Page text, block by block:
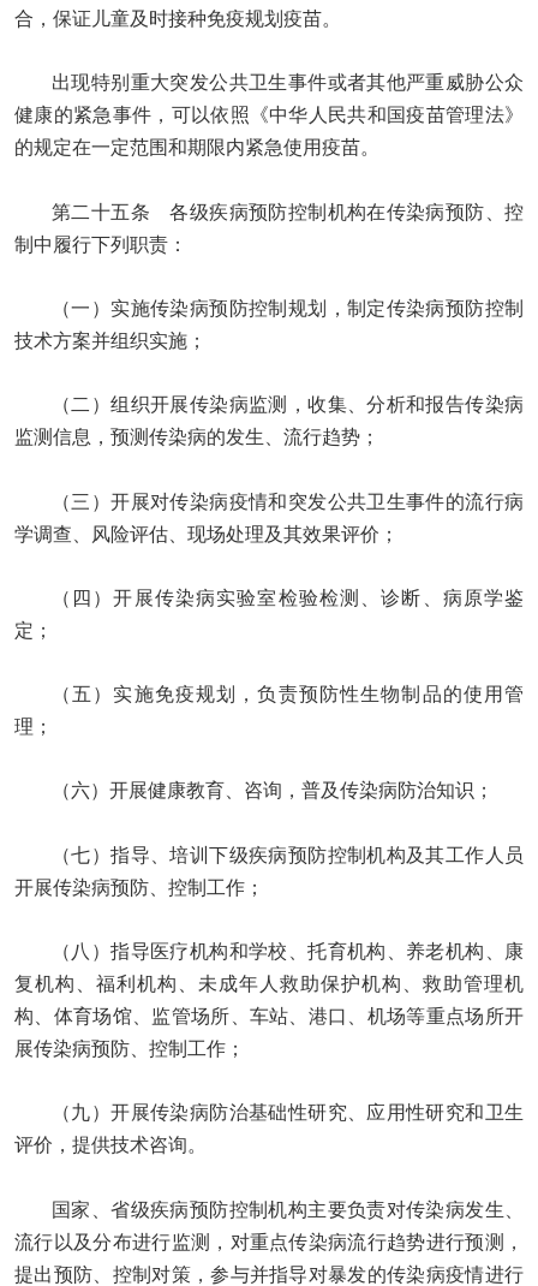
合，保证儿童及时接种免疫规划疫苗。
出现特别重大突发公共卫生事件或者其他严重威胁公众
健康的紧急事件，可以依照《中华人民共和国疫苗管理法》
的规定在一定范围和期限内紧急使用疫苗。
第二十五条 各级疾病预防控制机构在传染病预防、控
制中履行下列职责：
（一）实施传染病预防控制规划，制定传染病预防控制
技术方案并组织实施；
（二）组织开展传染病监测，收集、分析和报告传染病
监测信息，预测传染病的发生、流行趋势；
（三）开展对传染病疫情和突发公共卫生事件的流行病
学调查、风险评估、现场处理及其效果评价；
（四）开展传染病实验室检验检测、诊断、病原学鉴
定；
（五）实施免疫规划，负责预防性生物制品的使用管
理；
（六）开展健康教育、咨询，普及传染病防治知识；
（七）指导、培训下级疾病预防控制机构及其工作人员
开展传染病预防、控制工作；
（八）指导医疗机构和学校、托育机构、养老机构、康
复机构、福利机构、未成年人救助保护机构、救助管理机
构、体育场馆、监管场所、车站、港口、机场等重点场所开
展传染病预防、控制工作；
（九）开展传染病防治基础性研究、应用性研究和卫生
评价，提供技术咨询。
国家、省级疾病预防控制机构主要负责对传染病发生、
流行以及分布进行监测，对重点传染病流行趋势进行预测，
提出预防、控制对策，参与并指导对暴发的传染病疫情进行